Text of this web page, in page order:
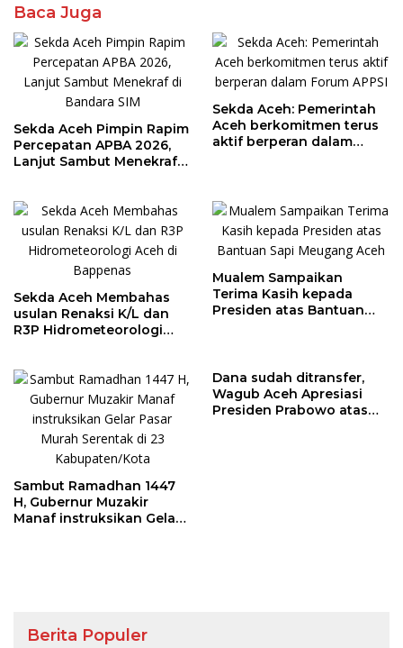
Baca Juga
Sekda Aceh Pimpin Rapim
Percepatan APBA 2026,
Lanjut Sambut Menekraf
Sekda Aceh: Pemerintah
Aceh berkomitmen terus
aktif berperan dalam
Sekda Aceh Membahas
usulan Renaksi K/L dan
R3P Hidrometeorologi
Mualem Sampaikan
Terima Kasih kepada
Presiden atas Bantuan
Sambut Ramadhan 1447
H, Gubernur Muzakir
Manaf instruksikan Gelar
Dana sudah ditransfer,
Wagub Aceh Apresiasi
Presiden Prabowo atas
Berita Populer